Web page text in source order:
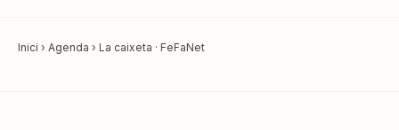
Inici › Agenda › La caixeta · FeFaNet